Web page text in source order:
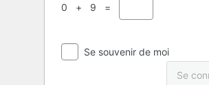
0 + 9 =
Se souvenir de moi